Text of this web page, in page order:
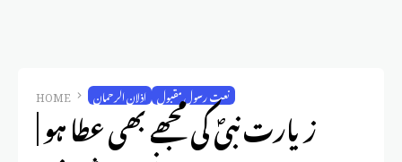
HOME اذلان الرحمان نعت رسول مقبول
زیارت نبیؐ کی مجھے بھی عطا ہو |